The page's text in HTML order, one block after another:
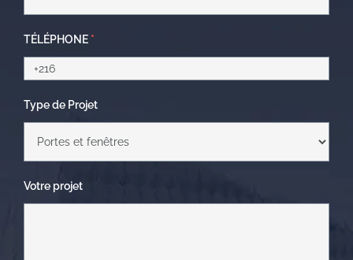
TÉLÉPHONE *
Type de Projet
Votre projet